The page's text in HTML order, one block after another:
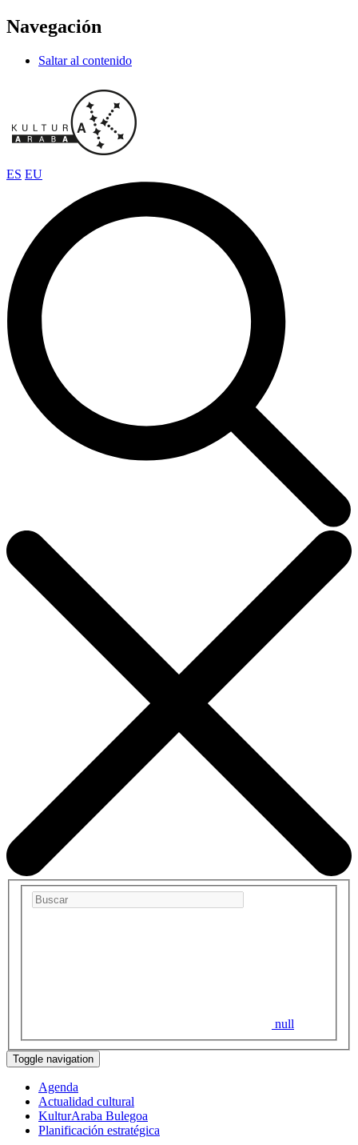
Navegación
Saltar al contenido
ES EU
null
Toggle navigation
Agenda
Actualidad cultural
KulturAraba Bulegoa
Planificación estratégica